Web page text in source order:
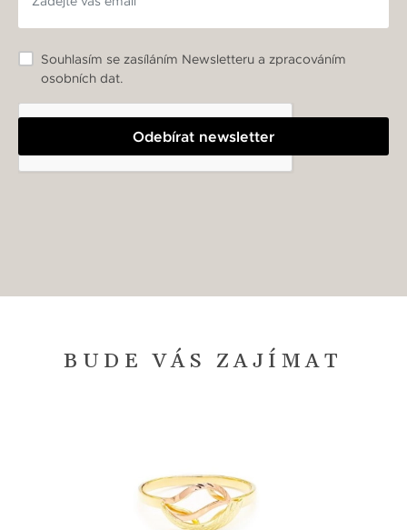
Odebírat newsletter
Souhlasím se zasíláním Newsletteru a zpracováním
osobních dat.
BUDE VÁS ZAJÍMAT